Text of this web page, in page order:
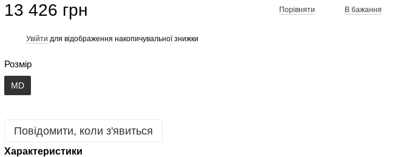
13 426 грн Порівняти В бажання
Увійти для відображення накопичувальної знижки
Розмір
MD
Повідомити, коли з'явиться
Характеристики